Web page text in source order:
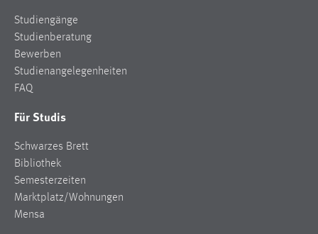
Studiengänge
Studienberatung
Bewerben
Studienangelegenheiten
FAQ
Für Studis
Schwarzes Brett
Bibliothek
Semesterzeiten
Marktplatz/Wohnungen
Mensa